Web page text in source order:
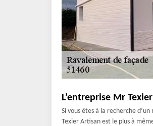
L’entreprise Mr
Si vous êtes à la recherche
Texier Artisan est le plus à